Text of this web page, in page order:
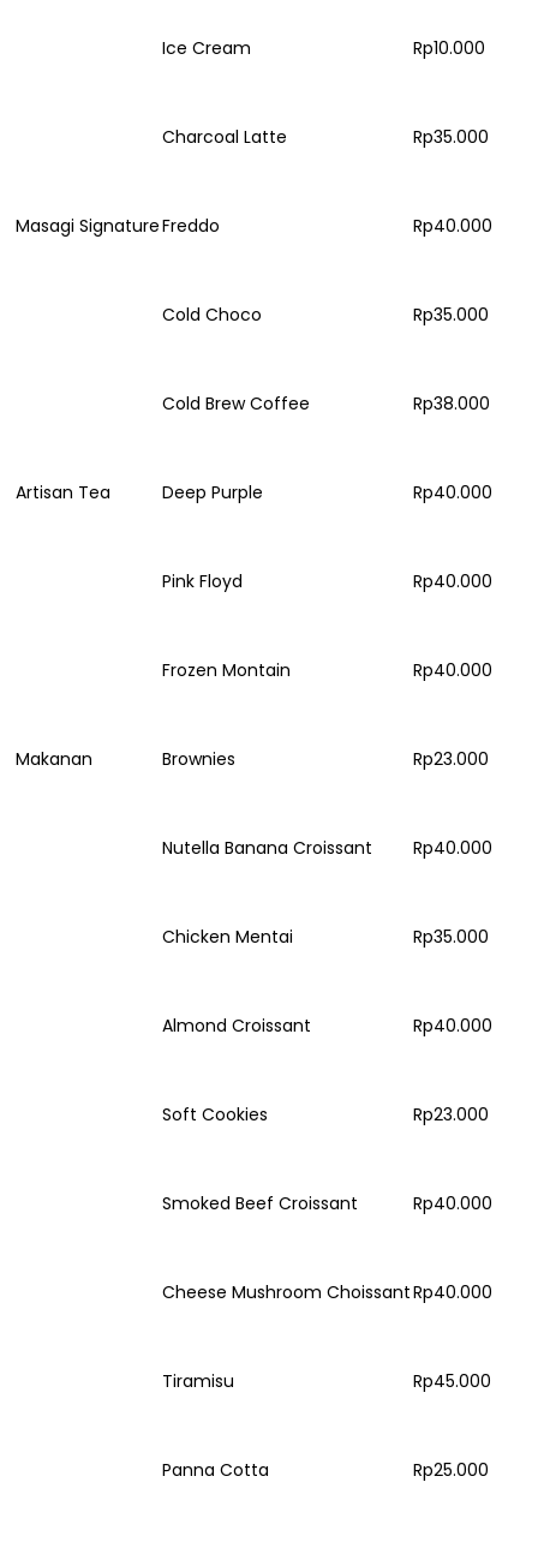
Ice Cream Rp10.000
Charcoal Latte Rp35.000
Masagi SignatureFreddo Rp40.000
Cold Choco Rp35.000
Cold Brew Coffee Rp38.000
Artisan Tea Deep Purple Rp40.000
Pink Floyd Rp40.000
Frozen Montain Rp40.000
Makanan Brownies Rp23.000
Nutella Banana Croissant Rp40.000
Chicken Mentai Rp35.000
Almond Croissant Rp40.000
Soft Cookies Rp23.000
Smoked Beef Croissant Rp40.000
Cheese Mushroom ChoissantRp40.000
Tiramisu Rp45.000
Panna Cotta Rp25.000